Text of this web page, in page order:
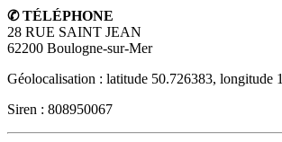
✆ TÉLÉPHONE
28 RUE SAINT JEAN
62200 Boulogne-sur-Mer
Géolocalisation : latitude 50.726383, longitude
Siren : 808950067